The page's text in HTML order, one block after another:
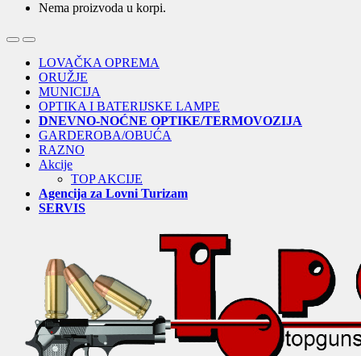
Nema proizvoda u korpi.
OpenClose
LOVAČKA OPREMA
ORUŽJE
MUNICIJA
OPTIKA I BATERIJSKE LAMPE
DNEVNO-NOĆNE OPTIKE/TERMOVOZIJA
GARDEROBA/OBUĆA
RAZNO
Akcije
TOP AKCIJE
Agencija za Lovni Turizam
SERVIS